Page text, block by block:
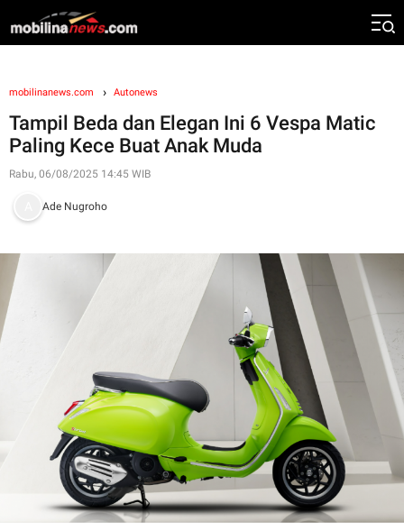
mobilinanews.com Autonews
Tampil Beda dan Elegan Ini 6 Vespa Matic
Paling Kece Buat Anak Muda
Rabu, 06/08/2025 14:45 WIB
Ade Nugroho